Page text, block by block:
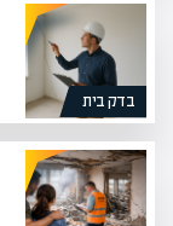
בדק בית